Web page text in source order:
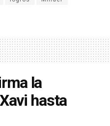
la
hasta